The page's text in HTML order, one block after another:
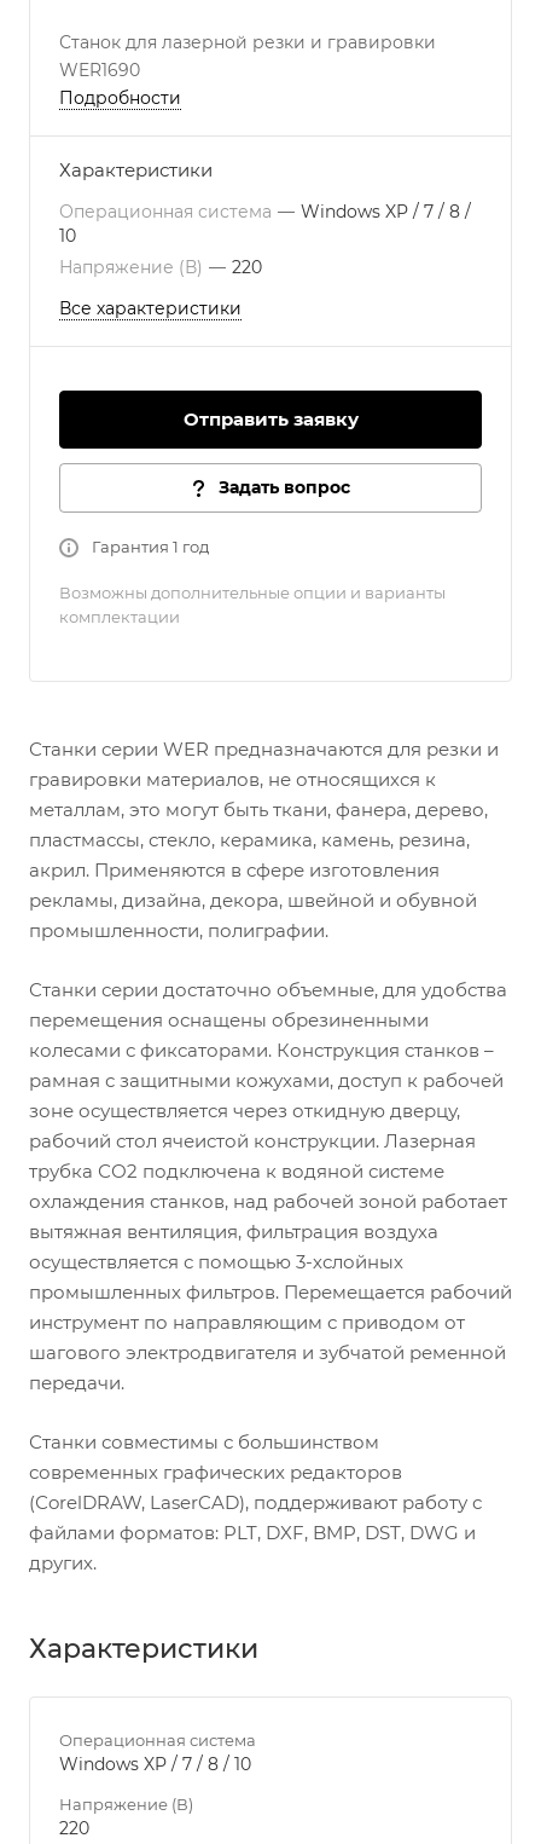
Станок для лазерной резки и гравировки
WER1690
Подробности
Характеристики
Операционная система — Windows XP / 7 / 8 /
10
Напряжение (В) — 220
Все характеристики
Отправить заявку
Задать вопрос
Гарантия 1 год
Возможны дополнительные опции и варианты
комплектации
Станки серии WER предназначаются для резки и
гравировки материалов, не относящихся к
металлам, это могут быть ткани, фанера, дерево,
пластмассы, стекло, керамика, камень, резина,
акрил. Применяются в сфере изготовления
рекламы, дизайна, декора, швейной и обувной
промышленности, полиграфии.
Станки серии достаточно объемные, для удобства
перемещения оснащены обрезиненными
колесами с фиксаторами. Конструкция станков –
рамная с защитными кожухами, доступ к рабочей
зоне осуществляется через откидную дверцу,
рабочий стол ячеистой конструкции. Лазерная
трубка СО2 подключена к водяной системе
охлаждения станков, над рабочей зоной работает
вытяжная вентиляция, фильтрация воздуха
осуществляется с помощью 3-хслойных
промышленных фильтров. Перемещается рабочий
инструмент по направляющим с приводом от
шагового электродвигателя и зубчатой ременной
передачи.
Станки совместимы с большинством
современных графических редакторов
(СorelDRAW, LaserCAD), поддерживают работу с
файлами форматов: PLT, DXF, BMP, DST, DWG и
других.
Характеристики
Операционная система
Windows XP / 7 / 8 / 10
Напряжение (В)
220